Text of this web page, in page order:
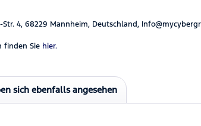
4, 68229 Mannheim, Deutschland,
finden Sie hier.
sich ebenfalls angesehen